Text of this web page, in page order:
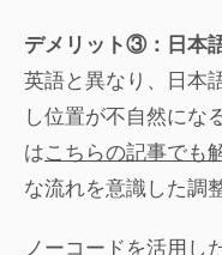
デメリット③：日本
英語と異なり、日本
し位置が不自然にな
はこちらの記事でも
な流れを意識した調
ノーコードを活用し